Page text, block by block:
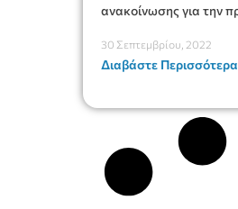
ανακοίνωσης για την
κάλυψη εποχικών ή
αναγκών ανταποδοτικού
Ιεράπετρας, με
ιδιωτικού δικαίου
30 Σεπτεμβρίου, 2022
Διαβάστε Περισσότερα